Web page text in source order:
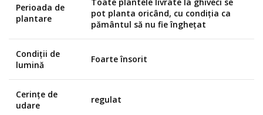
Perioada de
plantare
Toate plantele livrate la ghiveci se
pot planta oricând, cu condiția ca
pământul să nu fie înghețat
Condiții de
lumină
Foarte însorit
Cerințe de
udare
regulat